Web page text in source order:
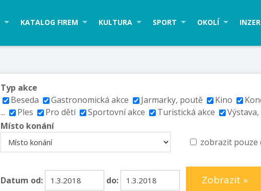
KATALOG FIREM KULTURA SPORT OKOLÍ
Typ akce
Beseda
Gastronomická akce Jarmarky, poutě Kino
...
Ples Pro děti Sportovní akce Turistická akce
Místo konání
zobrazit pouze
Datum od: do: Zobrazit »